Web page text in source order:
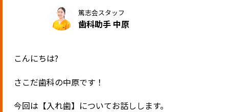
篤志会スタッフ
歯科助手 中原
こんにちは?
さこだ歯科の中原です！
今回は【入れ歯】についてお話しします。